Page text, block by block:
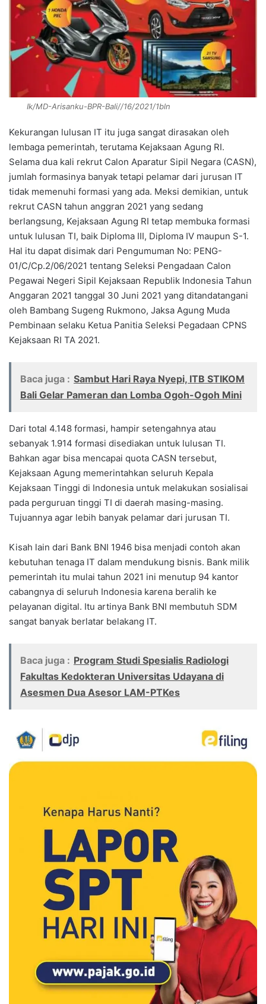
Ik/MD-Arisanku-BPR-Bali//16/2021/1bln
Kekurangan lulusan IT itu juga sangat dirasakan oleh
lembaga pemerintah, terutama Kejaksaan Agung RI.
Selama dua kali rekrut Calon Aparatur Sipil Negara (CASN),
jumlah formasinya banyak tetapi pelamar dari jurusan IT
tidak memenuhi formasi yang ada. Meksi demikian, untuk
rekrut CASN tahun anggran 2021 yang sedang
berlangsung, Kejaksaan Agung RI tetap membuka formasi
untuk lulusan TI, baik Diploma III, Diploma IV maupun S-1.
Hal itu dapat disimak dari Pengumuman No: PENG-
01/C/Cp.2/06/2021 tentang Seleksi Pengadaan Calon
Pegawai Negeri Sipil Kejaksaan Republik Indonesia Tahun
Anggaran 2021 tanggal 30 Juni 2021 yang ditandatangani
oleh Bambang Sugeng Rukmono, Jaksa Agung Muda
Pembinaan selaku Ketua Panitia Seleksi Pegadaan CPNS
Kejaksaan RI TA 2021.
Baca juga : Sambut Hari Raya Nyepi, ITB STIKOM
Bali Gelar Pameran dan Lomba Ogoh-Ogoh Mini
Dari total 4.148 formasi, hampir setengahnya atau
sebanyak 1.914 formasi disediakan untuk lulusan TI.
Bahkan agar bisa mencapai quota CASN tersebut,
Kejaksaan Agung memerintahkan seluruh Kepala
Kejaksaan Tinggi di Indonesia untuk melakukan sosialisai
pada perguruan tinggi TI di daerah masing-masing.
Tujuannya agar lebih banyak pelamar dari jurusan TI.
Kisah lain dari Bank BNI 1946 bisa menjadi contoh akan
kebutuhan tenaga IT dalam mendukung bisnis. Bank milik
pemerintah itu mulai tahun 2021 ini menutup 94 kantor
cabangnya di seluruh Indonesia karena beralih ke
pelayanan digital. Itu artinya Bank BNI membutuh SDM
sangat banyak berlatar belakang IT.
Baca juga : Program Studi Spesialis Radiologi
Fakultas Kedokteran Universitas Udayana di
Asesmen Dua Asesor LAM-PTKes